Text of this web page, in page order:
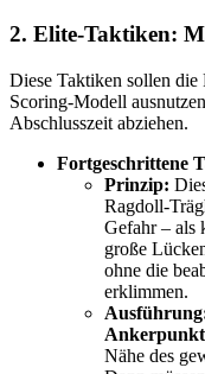
2. Elite-Taktiken:
Diese Taktiken sollen die
Scoring-Modell
Abschlusszeit abziehen.
Fortgeschrittene
Prinzip:
Ragdoll-
Gefahr – als
große
ohne die
erklimmen.
Ankerpunkt
Nähe des